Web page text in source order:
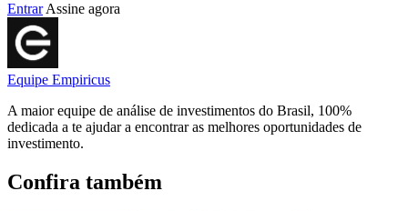
Entrar Assine agora
Equipe Empiricus
A maior equipe de análise de investimentos do Brasil, 100%
dedicada a te ajudar a encontrar as melhores oportunidades de
investimento.
Confira também